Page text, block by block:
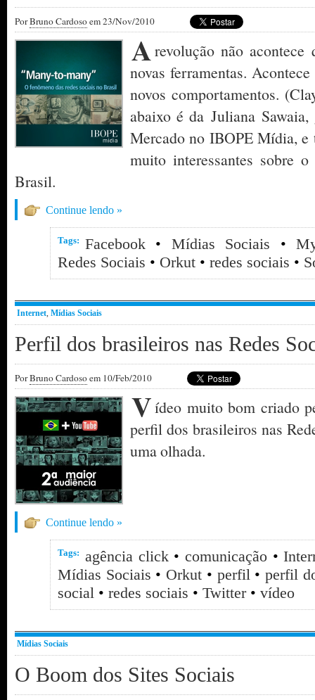
PorBruno Cardosoem 23/Nov/2010
Arevolução não acontece
novas ferramentas.
novos comportamentos.
abaixo é da Juliana
Mercado no IBOPE Mídia, e
muito interessantes sobre
Brasil.
Continue lendo »
Tags: Facebook • Mídias Sociais •
Redes Sociais • Orkut • redes sociais •
Internet, Mídias Sociais
Perfil dos brasileiros nas Redes
PorBruno Cardosoem 10/Feb/2010
Vídeo muito bom criado
perfil dos brasileiros nas
uma olhada.
Continue lendo »
Tags: agência click•comunicação •
Mídias Sociais • Orkut • perfil•perfil
social • redes sociais • Twitter• vídeo
Mídias Sociais
O Boom dos Sites Sociais